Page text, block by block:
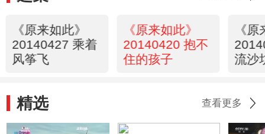
《原来如此》
20140427 乘着
风筝飞
《原来如此》
20140420 抱不
住的孩子
《
流沙
精选 查看更多